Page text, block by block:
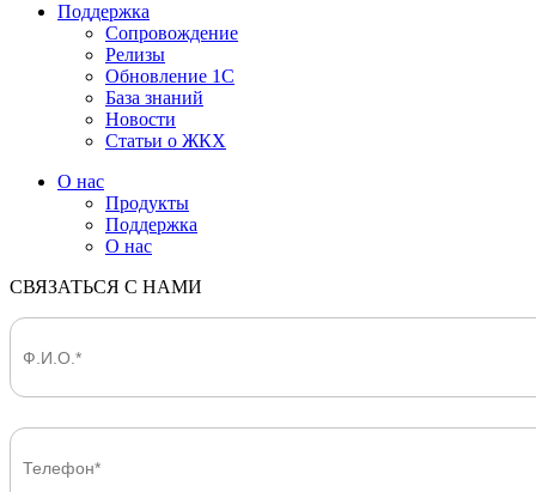
Поддержка
Сопровождение
Релизы
Обновление 1С
База знаний
Новости
Статьи о ЖКХ
О нас
Продукты
Поддержка
О нас
СВЯЗАТЬСЯ С НАМИ